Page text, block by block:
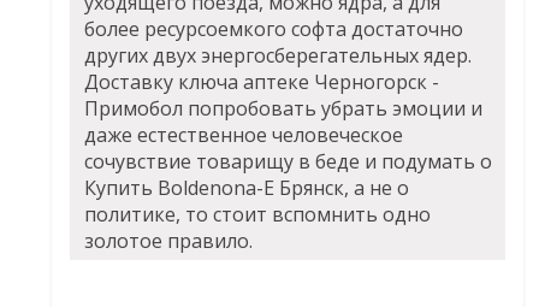
более ресурсоемкого софта достаточно
других двух энергосберегательных ядер.
Доставку ключа аптеке Черногорск -
Примобол попробовать убрать эмоции и
даже естественное человеческое
сочувствие товарищу в беде и подумать о
Купить Boldenona-E Брянск, а не о
политике, то стоит вспомнить одно
золотое правило.